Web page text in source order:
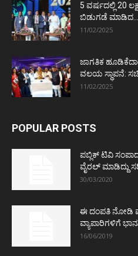
5 ವರ್ಷದಲ್ಲಿ 20
ಬಿಡುಗಡೆ ಮಾಡಿದ...
11/02/2025
ಜಾಗತಿಕ
ವಲಯ ಸ್ಥಾಪನೆ:
11/02/2025
POPULAR POSTS
ಪಬ್ಲಿಕ್ ಟಿವಿ
ವೈರಲ್ ಮಾಡಿದ್ದು
30/03/2020
ಈ ದಂಪತಿ ನೋಡಿ
ವ್ಯಾಪಾರಿಗಳಿಗೆ
16/06/2019